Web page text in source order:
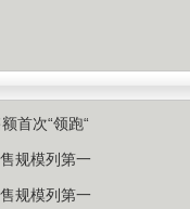
首次“领跑“
规模列第一
规模列第一